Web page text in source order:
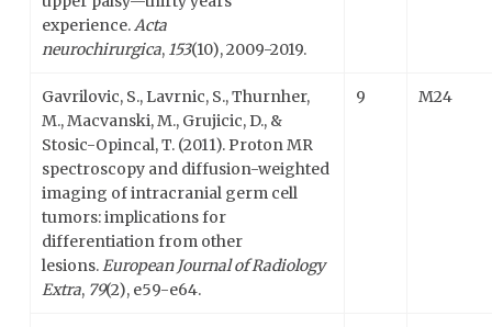
experience.Acta
neurochirurgica, 153(10), 2009-2019.
Gavrilovic, S., Lavrnic, S., Thurnher,
M., Macvanski, M., Grujicic, D., &
Stosic-Opincal, T. (2011). Proton MR
spectroscopy and diffusion-weighted
imaging of intracranial germ cell
tumors: implications for
differentiation from other
lesions.European Journal of Radiology
Extra, 79(2), e59-e64.
9 M24